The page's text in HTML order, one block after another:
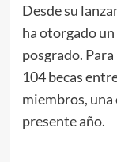
Desde su
ha otorgado
posgrado.
104 becas
miembros, una
presente año.